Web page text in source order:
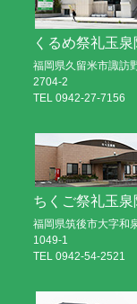
くるめ祭礼玉泉
福岡県久留米市諏訪
2704-2
TEL 0942-27-7156
ちくご祭礼玉泉
福岡県筑後市大字和
1049-1
TEL 0942-54-2521